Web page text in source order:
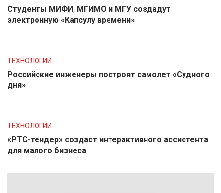
Студенты МИФИ, МГИМО и МГУ создадут
электронную «Капсулу времени»
ТЕХНОЛОГИИ
Российские инженеры построят самолет «Судного
дня»
ТЕХНОЛОГИИ
«РТС-тендер» создаст интерактивного ассистента
для малого бизнеса